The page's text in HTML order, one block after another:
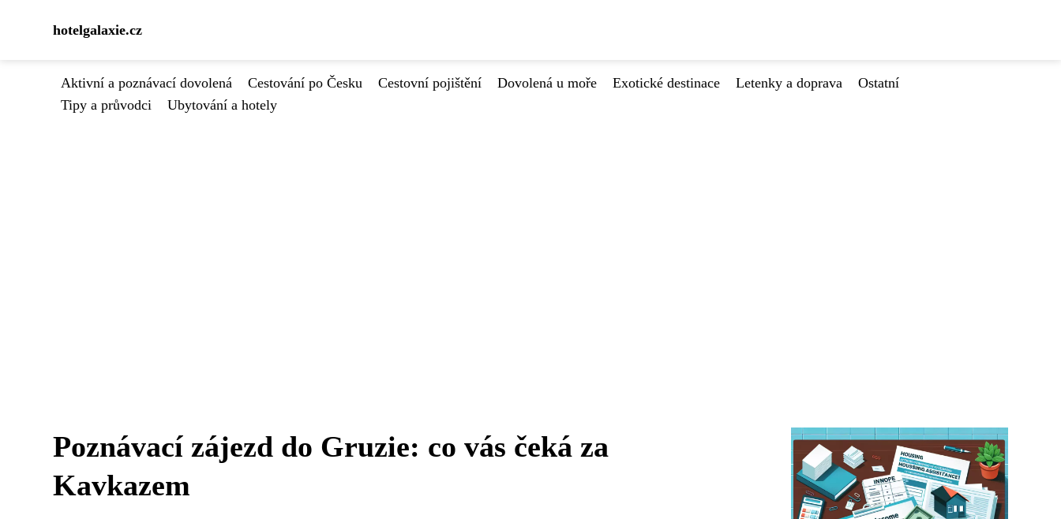
hotelgalaxie.cz
Aktivní a poznávací dovolená Cestování po Česku Cestovní pojištění Dovolená u moře Exotické destinace Letenky a doprava
Ostatní
Tipy a průvodci
Ubytování a hotely
Poznávací zájezd do Gruzie: co vás čeká za
Kavkazem